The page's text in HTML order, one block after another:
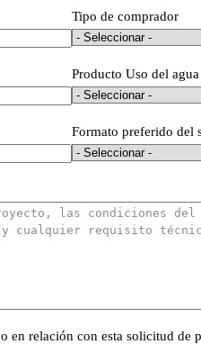
Tipo de comprador
Producto Uso del agua
Formato preferido del
relación con esta solicitud de